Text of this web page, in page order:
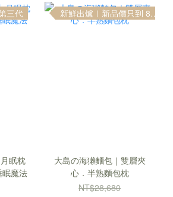
三代
眠枕
魔法
新鮮出爐｜新品價只到 8 / 10
大島の海獺麵包｜雙層夾
心．半熟麵包枕
NT$28,680